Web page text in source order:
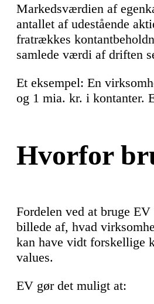
Markedsværdien af
antallet af udestående
fratrækkes
samlede værdi af driften
Et eksempel: En
og 1 mia. kr. i kontanter.
Hvorfor
Fordelen ved at bruge
billede af, hvad
kan have vidt forskellige
values.
EV gør det muligt at: